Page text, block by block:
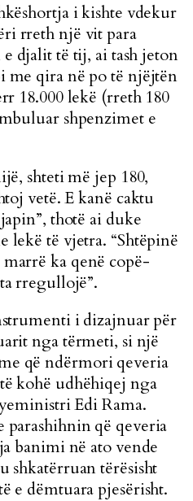
i kishte vdekur
rreth një vit para
djalit të tij, ai tash jeton
me qira në po të njëjtën
18.000 lekë (rreth 180
shpenzimet e
shteti më jep 180,
vetë. E kanë caktu
thotë ai duke
të vjetra. “Shtëpinë
ka qenë copë-
rregullojë”.
i dizajnuar për
nga tërmeti, si një
që ndërmori qeveria
kohë udhëhiqej nga
Edi Rama.
parashihnin që qeveria
banimi në ato vende
shkatërruan tërësisht
e dëmtuara pjesërisht.